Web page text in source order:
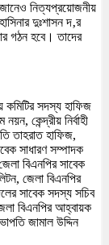
নিত্যপ্রয়োজনীয়
দুঃশাসন দ‚র
গঠন হবে। তাদের
সদস্য হাফিজ
কেন্দ্রীয় নির্বাহী
তাহরাত হাফিজ,
সাধারণ সম্পাদক
বিএনপির সাবেক
জেলা বিএনপির
সাবেক সদস্য সচিব
বিএনপির আহ্বায়ক
জামাল উদ্দিন